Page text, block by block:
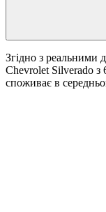
Згідно з реальними
Chevrolet Silverado з
споживає в